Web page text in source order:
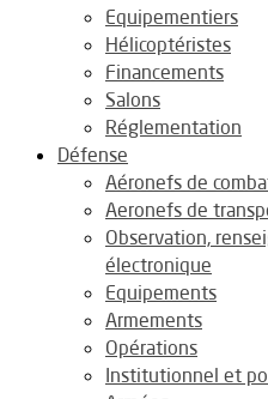
Equipementiers
Hélicoptéristes
Financements
Salons
Réglementation
Défense
Aéronefs de
Aeronefs de
Observation,
électronique
Equipements
Armements
Opérations
Institutionnel et